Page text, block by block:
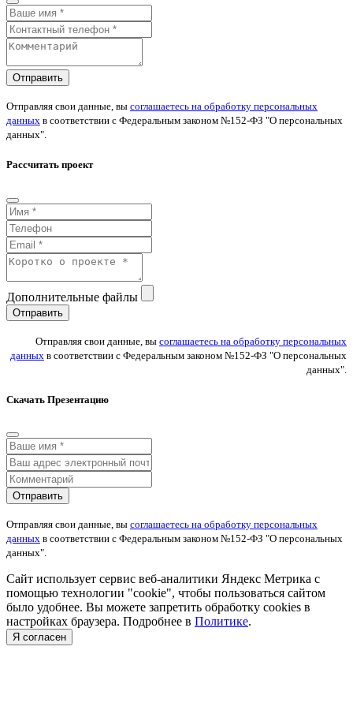
Отправить
Отправляя свои данные, вы соглашаетесь на обработку персональных
данных в соответствии с Федеральным законом №152-ФЗ "О персональных
данных".
Рассчитать проект
Дополнительные файлы
Отправить
Отправляя свои данные, вы соглашаетесь на обработку персональных
данных в соответствии с Федеральным законом №152-ФЗ "О персональных
данных".
Скачать Презентацию
Отправить
Отправляя свои данные, вы соглашаетесь на обработку персональных
данных в соответствии с Федеральным законом №152-ФЗ "О персональных
данных".
Сайт использует сервис веб-аналитики Яндекс Метрика с
помощью технологии "cookie", чтобы пользоваться сайтом
было удобнее. Вы можете запретить обработку cookies в
настройках браузера. Подробнее в Политике.
Я согласен